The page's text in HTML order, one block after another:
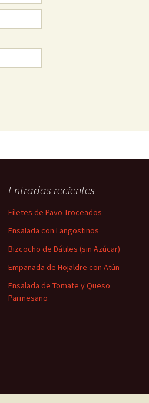
Entradas recientes
Filetes de Pavo Troceados
Ensalada con Langostinos
Bizcocho de Dátiles (sin Azúcar)
Empanada de Hojaldre con Atún
Ensalada de Tomate y Queso
Parmesano